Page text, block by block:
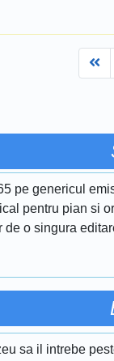
pe genericul
pentru pian si
de o singura
sa il intrebe